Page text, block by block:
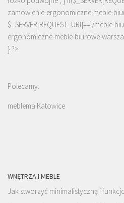
zamowienie-ergonomiczne-meble-
$_SERVER[REQUEST_URI]=='/meble-
ergonomiczne-meble-biurowe-
} ?>
Polecamy:
meblema Katowice
WNĘTRZA I MEBLE
Jak stworzyć minimalistyczną i